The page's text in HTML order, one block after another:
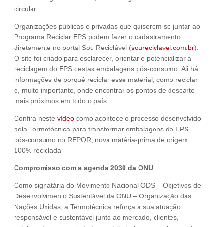
circular.
Organizações públicas e privadas que quiserem se juntar ao
Programa Reciclar EPS podem fazer o cadastramento
diretamente no portal Sou Reciclável (soureciclavel.com.br).
O site foi criado para esclarecer, orientar e potencializar a
reciclagem do EPS destas embalagens pós-consumo. Ali há
informações de porquê reciclar esse material, como reciclar
e, muito importante, onde encontrar os pontos de descarte
mais próximos em todo o país.
Confira neste vídeo como acontece o processo desenvolvido
pela Termotécnica para transformar embalagens de EPS
pós-consumo no REPOR, nova matéria-prima de origem
100% reciclada.
Compromisso com a agenda 2030 da ONU
Como signatária do Movimento Nacional ODS – Objetivos de
Desenvolvimento Sustentável da ONU – Organização das
Nações Unidas, a Termotécnica reforça a sua atuação
responsável e sustentável junto ao mercado, clientes,